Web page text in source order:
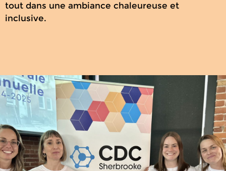
tout dans une ambiance chaleureuse et
inclusive.